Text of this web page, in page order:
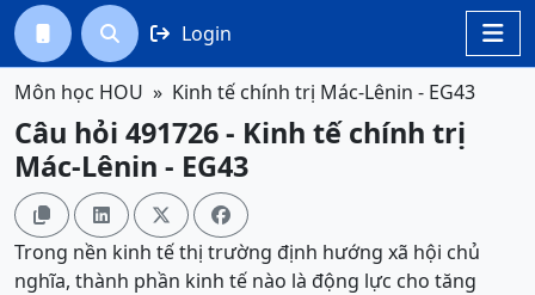

  Login
Môn học HOU Kinh tế chính trị Mác-Lênin - EG43
Câu hỏi 491726 - Kinh tế chính trị
Mác-Lênin - EG43
   
Trong nền kinh tế thị trường định hướng xã hội chủ
nghĩa, thành phần kinh tế nào là động lực cho tăng